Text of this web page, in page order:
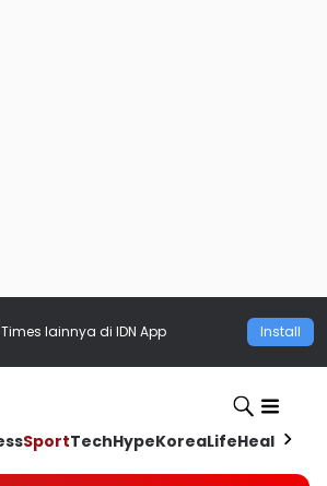
Times lainnya di IDN App Install
SportTechHypeKoreaLifeHealth